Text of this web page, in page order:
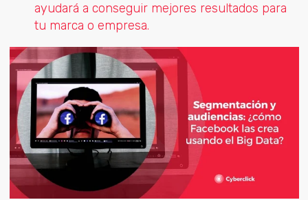
ayudará a conseguir mejores resultados para
tu marca o empresa.